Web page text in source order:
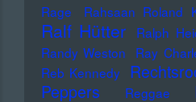
Rage Rahsaan Roland
Ralf Hütter Ralph
Randy Weston Ray
Reb Kennedy
Peppers
Reggae